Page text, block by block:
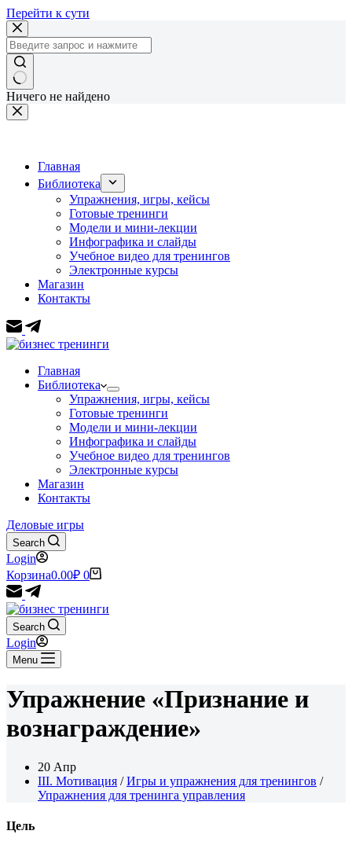
Перейти к сути
Ничего не найдено
Главная
Библиотека
Упражнения, игры, кейсы
Готовые тренинги
Модели и мини-лекции
Инфографика и слайды
Учебное видео для тренингов
Электронные курсы
Магазин
Контакты
Главная
Библиотека
Упражнения, игры, кейсы
Готовые тренинги
Модели и мини-лекции
Инфографика и слайды
Учебное видео для тренингов
Электронные курсы
Магазин
Контакты
Деловые игры
Search
Login
Корзина0.00₽ 0
Search
Login
Menu
Упражнение «Признание и
вознаграждение»
20 Апр
III. Мотивация /Игры и упражнения для тренингов /
Упражнения для тренинга управления
Цель